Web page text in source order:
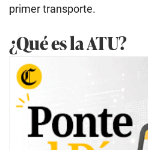
primer transporte.
¿Qué es la ATU?